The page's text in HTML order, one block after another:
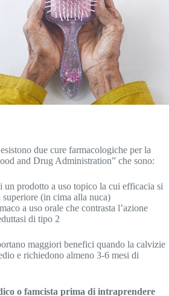
due cure farmacologiche per la
and Drug Administration” che sono:
un prodotto a uso topico la cui efficacia si
superiore (in cima alla nuca)
a uso orale che contrasta l’azione
di tipo 2
maggiori benefici quando la calvizie
e richiedono almeno 3-6 mesi di
o famcista prima di intraprendere